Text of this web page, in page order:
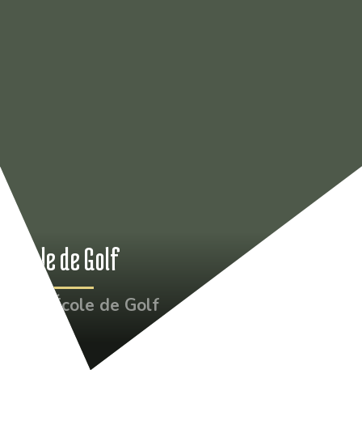
École de Golf
École de Golf